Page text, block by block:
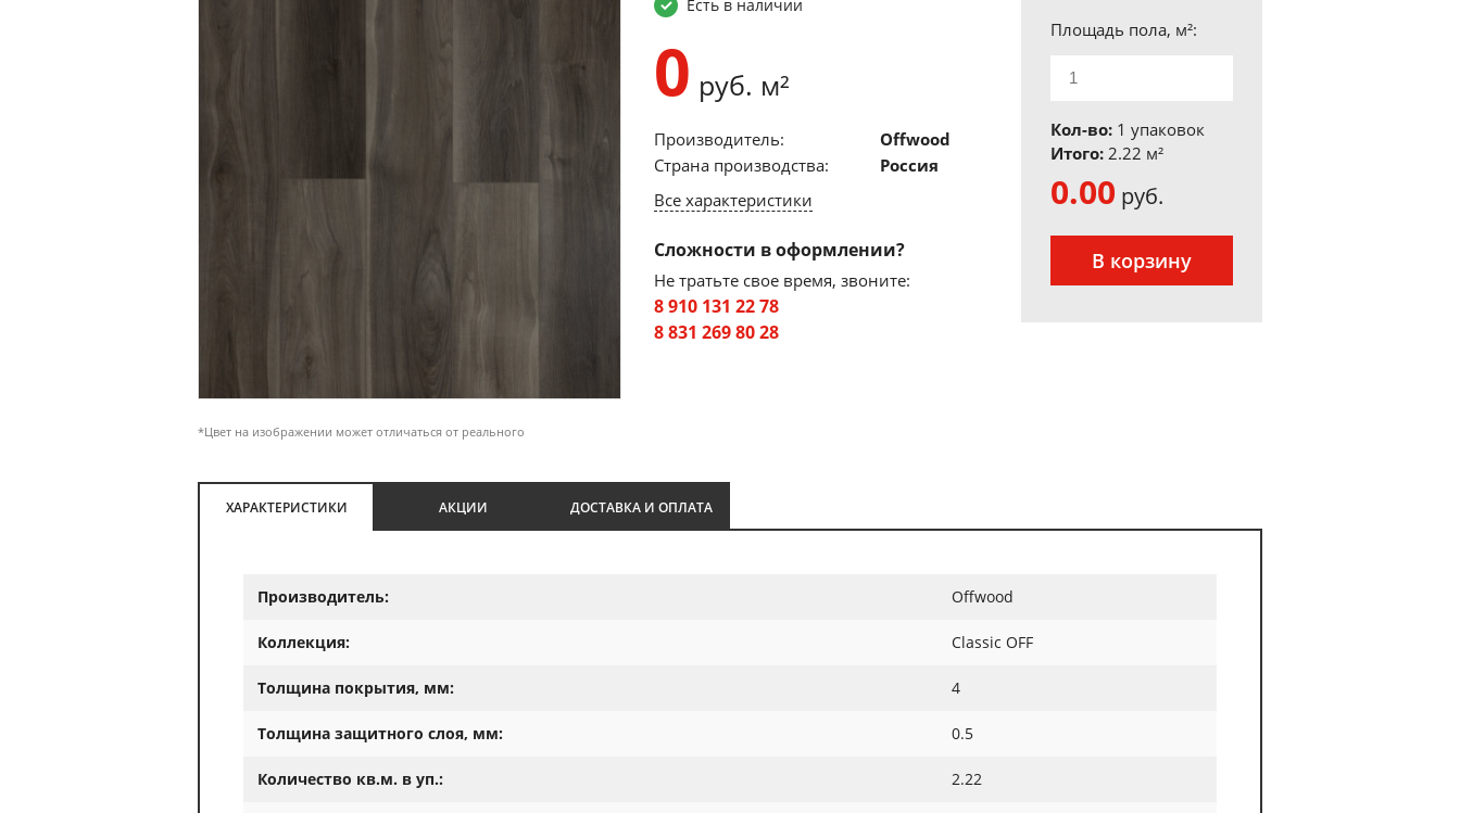
*Цвет на изображении может отличаться от реального
Есть в наличии
0 руб. м²
Производитель:
Offwood
Страна производства:
Россия
Все характеристики
Сложности в оформлении?
Не тратьте свое время, звоните:
8 910 131 22 78
8 831 269 80 28
Площадь пола, м²:
Кол-во: 1 упаковок
Итого: 2.22 м²
0.00 руб.
В корзину
ХАРАКТЕРИСТИКИ АКЦИИ ДОСТАВКА И ОПЛАТА
Производитель: Offwood
Коллекция: Classic OFF
Толщина покрытия, мм: 4
Толщина защитного слоя, мм: 0.5
Количество кв.м. в уп.: 2.22